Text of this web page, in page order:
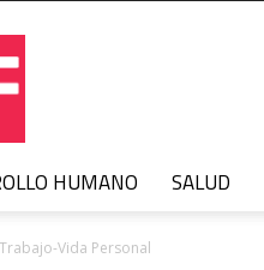
HUMANO SALUD
Vida Personal